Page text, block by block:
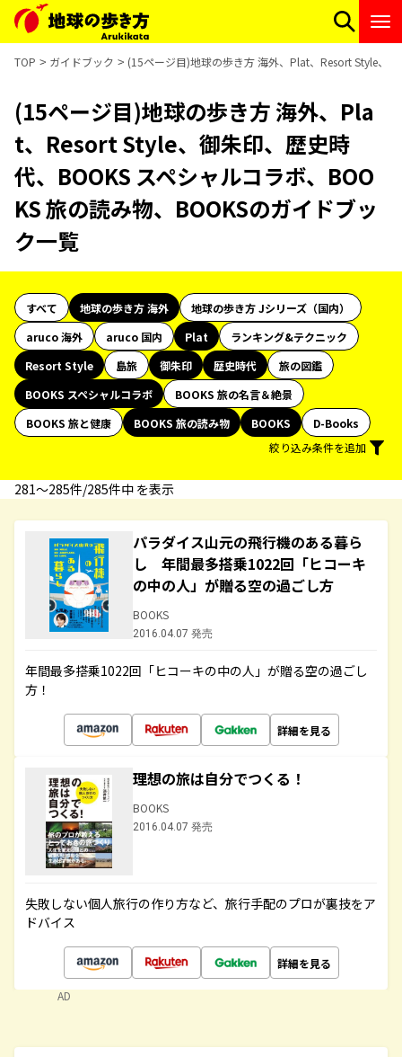
TOP ガイドブック (15ページ目)地球の歩き方 海外、Plat、Resort Style、
(15ページ目)地球の歩き方 海外、Pla
t、Resort Style、御朱印、歴史時
代、BOOKS スペシャルコラボ、BOO
KS 旅の読み物、BOOKSのガイドブッ
ク一覧
すべて 地球の歩き方 海外
地球の歩き方 Jシリーズ（国内）
aruco 海外
aruco 国内 Plat
ランキング&テクニック
Resort Style
島旅 御朱印 歴史時代
旅の図鑑
BOOKS スペシャルコラボ
BOOKS 旅の名言＆絶景
BOOKS 旅と健康
BOOKS 旅の読み物 BOOKS
D-Books
絞り込み条件を追加
281〜285件/285件中 を表示
パラダイス山元の飛行機のある暮ら
し 年間最多搭乗1022回「ヒコーキ
の中の人」が贈る空の過ごし方
BOOKS
2016.04.07 発売
年間最多搭乗1022回「ヒコーキの中の人」が贈る空の過ごし
方！
詳細を見る
理想の旅は自分でつくる！
BOOKS
2016.04.07 発売
失敗しない個人旅行の作り方など、旅行手配のプロが裏技をア
ドバイス
詳細を見る
AD